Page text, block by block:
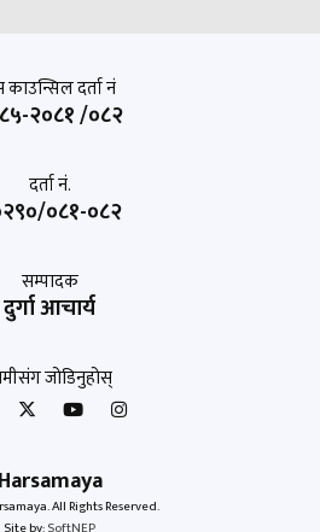
Harsamaya
All Rights Reserved.
काउन्सिल दर्ता नं
२०८१ /०८२
दर्ता नं.
०८१-०८२
सम्पादक
दुर्गा आचार्य
जोडिनुहोस्